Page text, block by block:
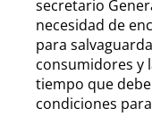
secretario
necesidad de
para
consumidores y
tiempo que
condiciones